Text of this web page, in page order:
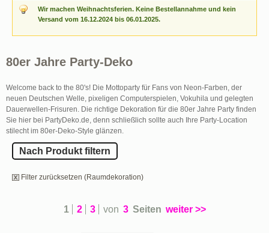
Wir machen Weihnachtsferien. Keine Bestellannahme und kein
Versand vom 16.12.2024 bis 06.01.2025.
80er Jahre Party-Deko
Welcome back to the 80's! Die Mottoparty für Fans von Neon-Farben, der
neuen Deutschen Welle, pixeligen Computerspielen, Vokuhila und gelegten
Dauerwellen-Frisuren. Die richtige Dekoration für die 80er Jahre Party finden
Sie hier bei PartyDeko.de, denn schließlich sollte auch Ihre Party-Location
stilecht im 80er-Deko-Style glänzen.
Nach Produkt filtern
Filter zurücksetzen (Raumdekoration)
1 2 3 von 3 Seiten weiter >>